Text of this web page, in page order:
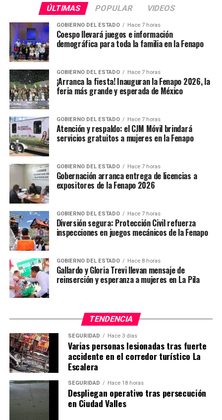
Gobierno del Estado acerca pensión americana a
paisanos potosinos
NO TE PIERDAS
Pensiones del Estado acerca trámites clave a elementos
de seguridad
ÚLTIMAS POPULAR VIDEOS
GOBIERNO DEL ESTADO Hace 7 horas
Coespo llevará juegos e información
demográfica para toda la familia en la Fenapo
GOBIERNO DEL ESTADO Hace 7 horas
¡Arranca la fiesta! Inauguran la Fenapo 2026, la
feria más grande y esperada de México
GOBIERNO DEL ESTADO Hace 7 horas
Atención y respaldo: el CJM Móvil brindará
servicios gratuitos a mujeres en la Fenapo
GOBIERNO DEL ESTADO Hace 7 horas
Gobernación arranca entrega de licencias a
expositores de la Fenapo 2026
GOBIERNO DEL ESTADO Hace 7 horas
Diversión segura: Protección Civil refuerza
inspecciones en juegos mecánicos de la Fenapo
GOBIERNO DEL ESTADO Hace 8 horas
Gallardo y Gloria Trevi llevan mensaje de
reinserción y esperanza a mujeres en La Pila
TENDENCIA
SEGURIDAD Hace 3 días
Varias personas lesionadas tras fuerte
accidente en el corredor turístico La
Escalera
SEGURIDAD Hace 18 horas
Despliegan operativo tras persecución
en Ciudad Valles